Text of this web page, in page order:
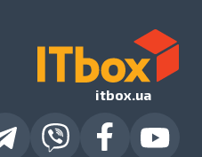
itbox.ua